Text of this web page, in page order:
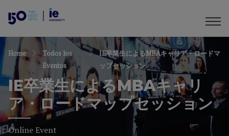
Home
Todos los
Eventos
IE卒業生によるMBAキャリア・ロードマ
ップセッション
IE卒業生によるMBAキャリ
ア・ロードマップセッション
Online Event